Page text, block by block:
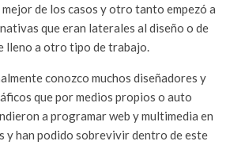
de los casos y otro tanto empezó a
que eran laterales al diseño o de
lleno a otro tipo de trabajo.
conozco muchos diseñadores y
que por medios propios o auto
a programar web y multimedia en
y han podido sobrevivir dentro de este